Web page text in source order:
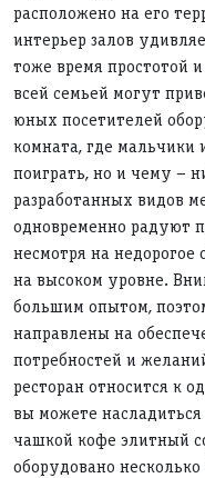
расположено на его
интерьер залов
тоже время простотой
всей семьей могут
юных посетителей
комната, где мальчики
поиграть, но и чему –
разработанных видов
одновременно радуют
несмотря на недорогое
на высоком уровне.
большим опытом,
направлены на
потребностей и
ресторан относится к
вы можете
чашкой кофе элитный
оборудовано